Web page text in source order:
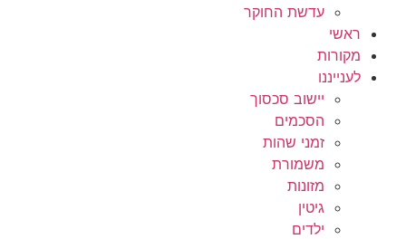
עדשת החוקר
ראשי
מקורות
לענייננו
יישוב סכסוך
הסכמים
זמני שהות
משמורת
מזונות
גיטין
ילדים